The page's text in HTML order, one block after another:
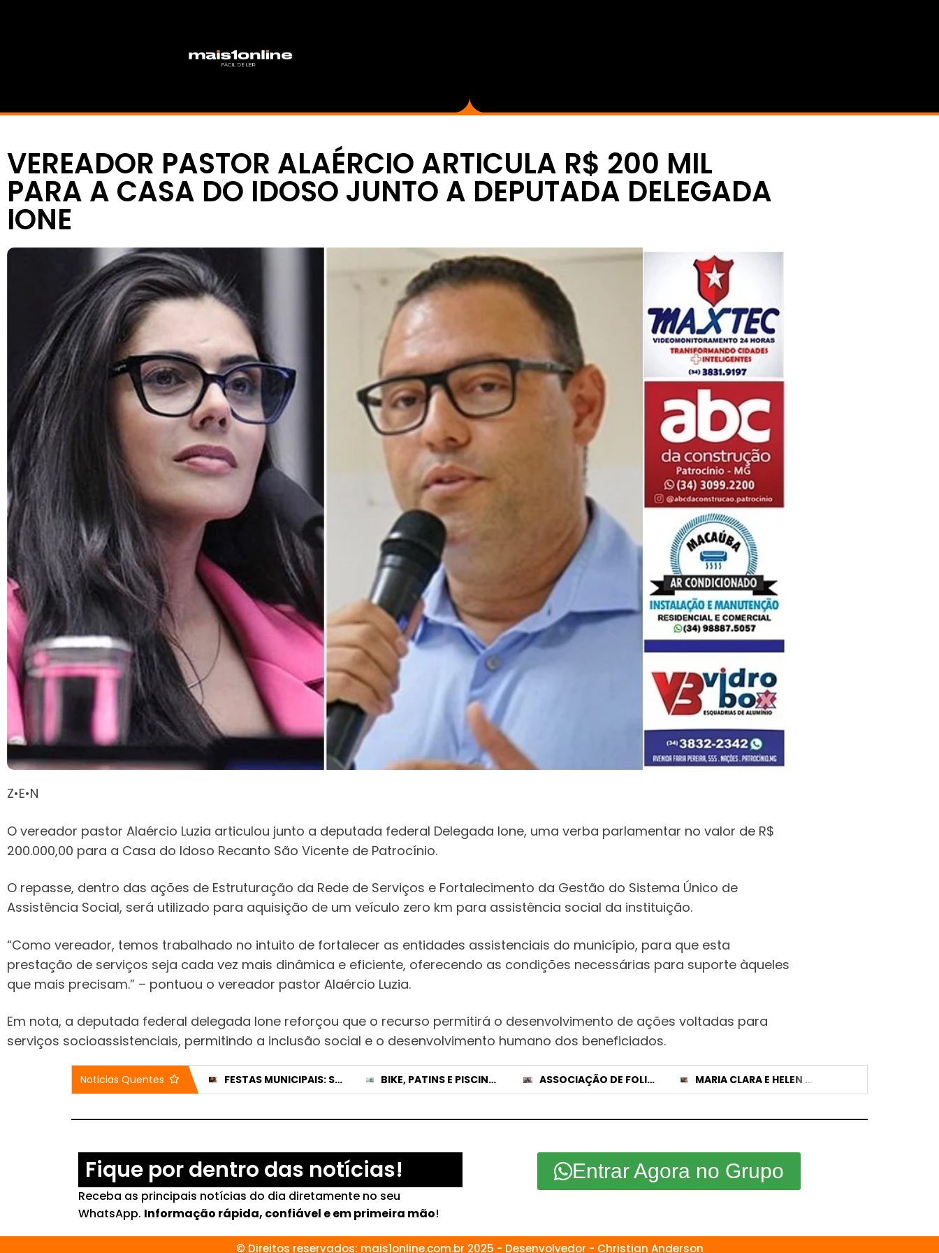
VEREADOR PASTOR ALAÉRCIO ARTICULA R$ 200 MIL
PARA A CASA DO IDOSO JUNTO A DEPUTADA DELEGADA
IONE
Z•E•N
O vereador pastor Alaércio Luzia articulou junto a deputada federal Delegada Ione, uma verba parlamentar no valor de R$
200.000,00 para a Casa do Idoso Recanto São Vicente de Patrocínio.
O repasse, dentro das ações de Estruturação da Rede de Serviços e Fortalecimento da Gestão do Sistema Único de
Assistência Social, será utilizado para aquisição de um veículo zero km para assistência social da instituição.
“Como vereador, temos trabalhado no intuito de fortalecer as entidades assistenciais do município, para que esta
prestação de serviços seja cada vez mais dinâmica e eficiente, oferecendo as condições necessárias para suporte àqueles
que mais precisam.” – pontuou o vereador pastor Alaércio Luzia.
Em nota, a deputada federal delegada Ione reforçou que o recurso permitirá o desenvolvimento de ações voltadas para
serviços socioassistenciais, permitindo a inclusão social e o desenvolvimento humano dos beneficiados.
Noticias Quentes FESTAS MUNICIPAIS: SIMÕES PROMULGA LEI DE TETO PARA CACHÊS PAGOS COM DINHEIRO PÚBLICO BIKE, PATINS E PISCINA: CONCURSO DE VÍDEO VAI PREMIAR ESTUDANTES NO DIA DA ÁRVORE EM PATROCÍNIO ASSOCIAÇÃO DE FOLIAS DE REIS SE REÚNE PARA PREPARAR EVENTO BENEFICENTE EM SETEMBRO MARIA CLARA E HELEN SOARES: PRIMEIRAS CANDIDATURAS DE PATROCÍNIO JÁ APARECEM NO SISTEMA DO TSE
Fique por dentro das notícias!
Receba as principais notícias do dia diretamente no seu
WhatsApp. Informação rápida, confiável e em primeira mão!
Entrar Agora no Grupo
© Direitos reservados: mais1online.com.br 2025 - Desenvolvedor - Christian Anderson